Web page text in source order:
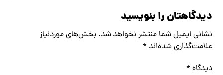
دیدگاهتان را بنویسید
نشانی ایمیل شما منتشر نخواهد شد. بخش‌های موردنیاز
علامت‌گذاری شده‌اند *
دیدگاه *